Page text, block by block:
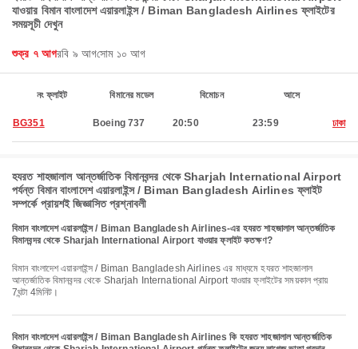
যাওয়ার বিমান বাংলাদেশ এয়ারলাইন্স / Biman Bangladesh Airlines ফ্লাইটের
সময়সূচী দেখুন
শুক্র ৭ আগরবি ৯ আগসোম ১০ আগ
নং ফ্লাইট বিমানের মডেল বিমোচন আসে
BG351 Boeing 737 20:50 23:59 ঢাকা
হযরত শাহজালাল আন্তর্জাতিক বিমানবন্দর থেকে Sharjah International Airport
পর্যন্ত বিমান বাংলাদেশ এয়ারলাইন্স / Biman Bangladesh Airlines ফ্লাইট
সম্পর্কে প্রায়শই জিজ্ঞাসিত প্রশ্নাবলী
বিমান বাংলাদেশ এয়ারলাইন্স / Biman Bangladesh Airlines-এর হযরত শাহজালাল আন্তর্জাতিক
বিমানবন্দর থেকে Sharjah International Airport যাওয়ার ফ্লাইট কতক্ষণ?
বিমান বাংলাদেশ এয়ারলাইন্স / Biman Bangladesh Airlines এর মাধ্যমে হযরত শাহজালাল
আন্তর্জাতিক বিমানবন্দর থেকে Sharjah International Airport যাওয়ার ফ্লাইটের সময়কাল প্রায়
7ঘন্টা 4মিনিট।
বিমান বাংলাদেশ এয়ারলাইন্স / Biman Bangladesh Airlines কি হযরত শাহজালাল আন্তর্জাতিক